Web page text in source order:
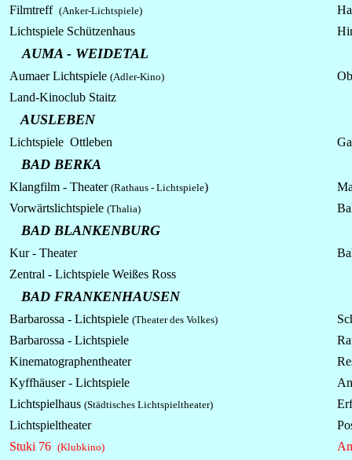
Filmtreff (Anker-Lichtspiele)
Lichtspiele Schützenhaus
AUMA - WEIDETAL
Aumaer Lichtspiele (Adler-Kino)
Land-Kinoclub Staitz
AUSLEBEN
Lichtspiele Ottleben
BAD BERKA
Klangfilm - Theater (Rathaus - Lichtspiele)
Vorwärtslichtspiele (Thalia)
BAD BLANKENBURG
Kur - Theater
Zentral - Lichtspiele Weißes Ross
BAD FRANKENHAUSEN
Barbarossa - Lichtspiele (Theater des Volkes)
Barbarossa - Lichtspiele
Kinematographentheater
Kyffhäuser - Lichtspiele
Lichtspielhaus (Städtisches Lichtspieltheater)
Lichtspieltheater
Stuki 76 (Klubkino)